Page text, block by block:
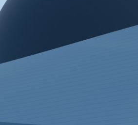
ДПО и ПО (Дополнительное
профессиональное
профессиональное
Лазерные технологии
Каталог гражданской